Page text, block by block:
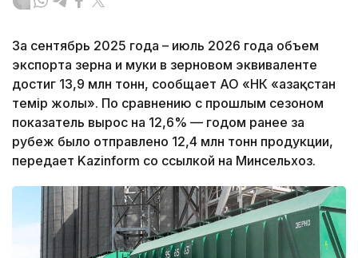
За сентябрь 2025 года – июль 2026 года объем
экспорта зерна и муки в зерновом эквиваленте
достиг 13,9 млн тонн, сообщает АО «НК «Қазақстан
темір жолы». По сравнению с прошлым сезоном
показатель вырос на 12,6% — годом ранее за
рубеж было отправлено 12,4 млн тонн продукции,
передает Kazinform со ссылкой на Минсельхоз.